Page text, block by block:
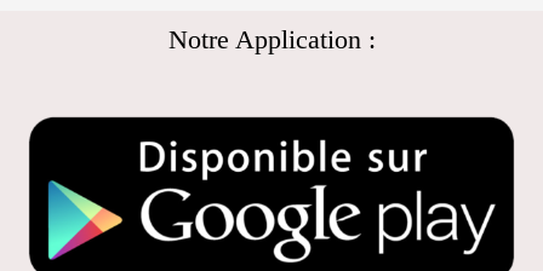
Notre Application :